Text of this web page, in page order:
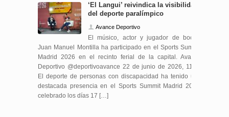
‘El Langui’ reivindica la visibilidad
del deporte paralímpico
Avance Deportivo
El músico, actor y jugador de boccia
Juan Manuel Montilla ha participado en el Sports Summit
Madrid 2026 en el recinto ferial de la capital. Avance
Deportivo @deportivoavance 22 de junio de 2026, 11:00
El deporte de personas con discapacidad ha tenido una
destacada presencia en el Sports Summit Madrid 2026,
celebrado los días 17 […]